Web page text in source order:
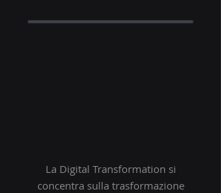
La Digital Transformation si
concentra sulla trasformazione